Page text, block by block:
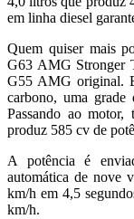
em linha diesel
Quem quiser mais
G63 AMG Stronger
G55 AMG original.
carbono, uma grade
Passando ao
produz 585 cv de
A potência é
automática de nove
km/h em 4,5
km/h.